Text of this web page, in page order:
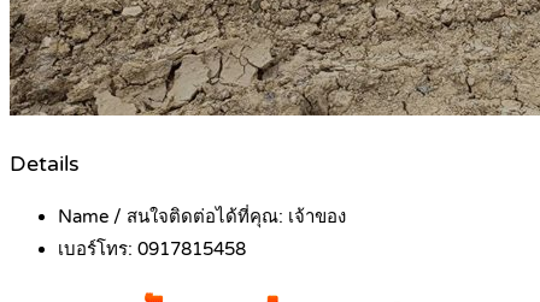
Details
Name / สนใจติดต่อได้ที่คุณ: เจ้าของ
เบอร์โทร: 0917815458